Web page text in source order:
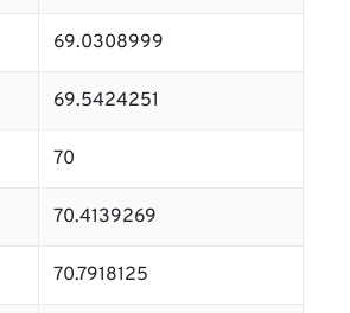
69.0308999
69.5424251
70
70.4139269
70.7918125